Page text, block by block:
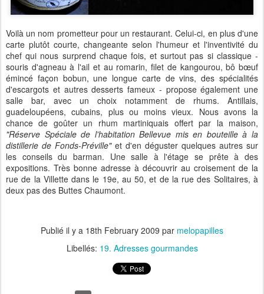
Voilà un nom prometteur pour un restaurant. Celui-ci, en plus d'une
carte plutôt courte, changeante selon l'humeur et l'inventivité du
chef qui nous surprend chaque fois, et surtout pas si classique -
souris d'agneau à l'ail et au romarin, filet de kangourou, bô bœuf
émincé façon bobun, une longue carte de vins, des spécialités
d'escargots et autres desserts fameux - propose également une
salle bar, avec un choix notamment de rhums. Antillais,
guadeloupéens, cubains, plus ou moins vieux. Nous avons la
chance de goûter un rhum martiniquais offert par la maison,
"Réserve Spéciale de l'habitation Bellevue mis en bouteille à la
distillerie de Fonds-Préville"et d'en déguster quelques autres sur
les conseils du barman. Une salle à l'étage se prête à des
expositions. Très bonne adresse à découvrir au croisement de la
rue de la Villette dans le 19e, au 50, et de la rue des Solitaires, à
deux pas des Buttes Chaumont.
Publié il y a 18th February 2009 par melopapilles
Libellés: 19. Adresses gourmandes